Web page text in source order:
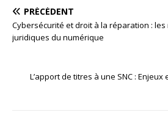
PRÉCÉDENT
Cybersécurité et droit à la réparation :
juridiques du numérique
L’apport de titres à une SNC :